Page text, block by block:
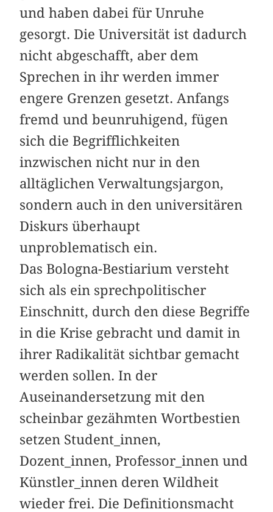
und haben dabei für Unruhe
gesorgt. Die Universität ist dadurch
nicht abgeschafft, aber dem
Sprechen in ihr werden immer
engere Grenzen gesetzt. Anfangs
fremd und beunruhigend, fügen
sich die Begrifflichkeiten
inzwischen nicht nur in den
alltäglichen Verwaltungsjargon,
sondern auch in den universitären
Diskurs überhaupt
unproblematisch ein.
Das Bologna-Bestiarium versteht
sich als ein sprechpolitischer
Einschnitt, durch den diese Begriffe
in die Krise gebracht und damit in
ihrer Radikalität sichtbar gemacht
werden sollen. In der
Auseinandersetzung mit den
scheinbar gezähmten Wortbestien
setzen Student_innen,
Dozent_innen, Professor_innen und
Künstler_innen deren Wildheit
wieder frei. Die Definitionsmacht